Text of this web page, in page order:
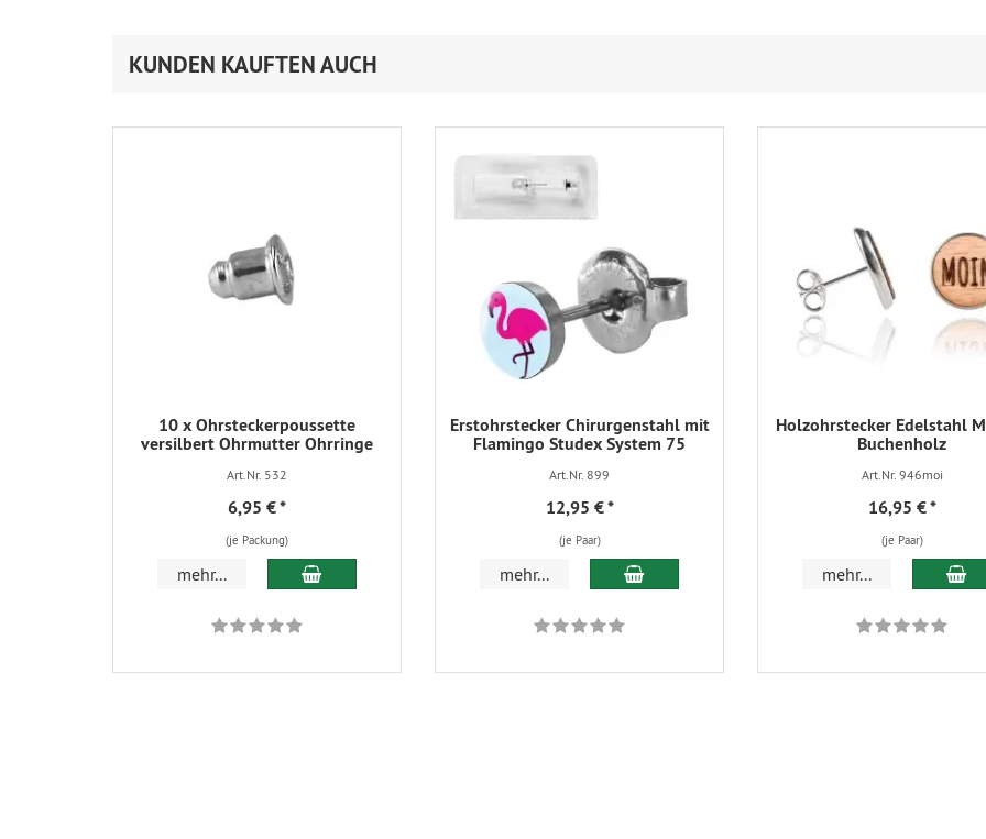
KUNDEN KAUFTEN AUCH
10 x Ohrsteckerpoussette
versilbert Ohrmutter Ohrringe
Art.Nr. 532
6,95 €*
(je Packung)
mehr... In den Warenkorb
Erstohrstecker Chirurgenstahl mit
Flamingo Studex System 75
Art.Nr. 899
12,95 €*
(je Paar)
mehr... In den Warenkorb
Holzohrstecker Edelstahl
Buchenholz
Art.Nr. 946moi
16,95 €*
(je Paar)
mehr... In